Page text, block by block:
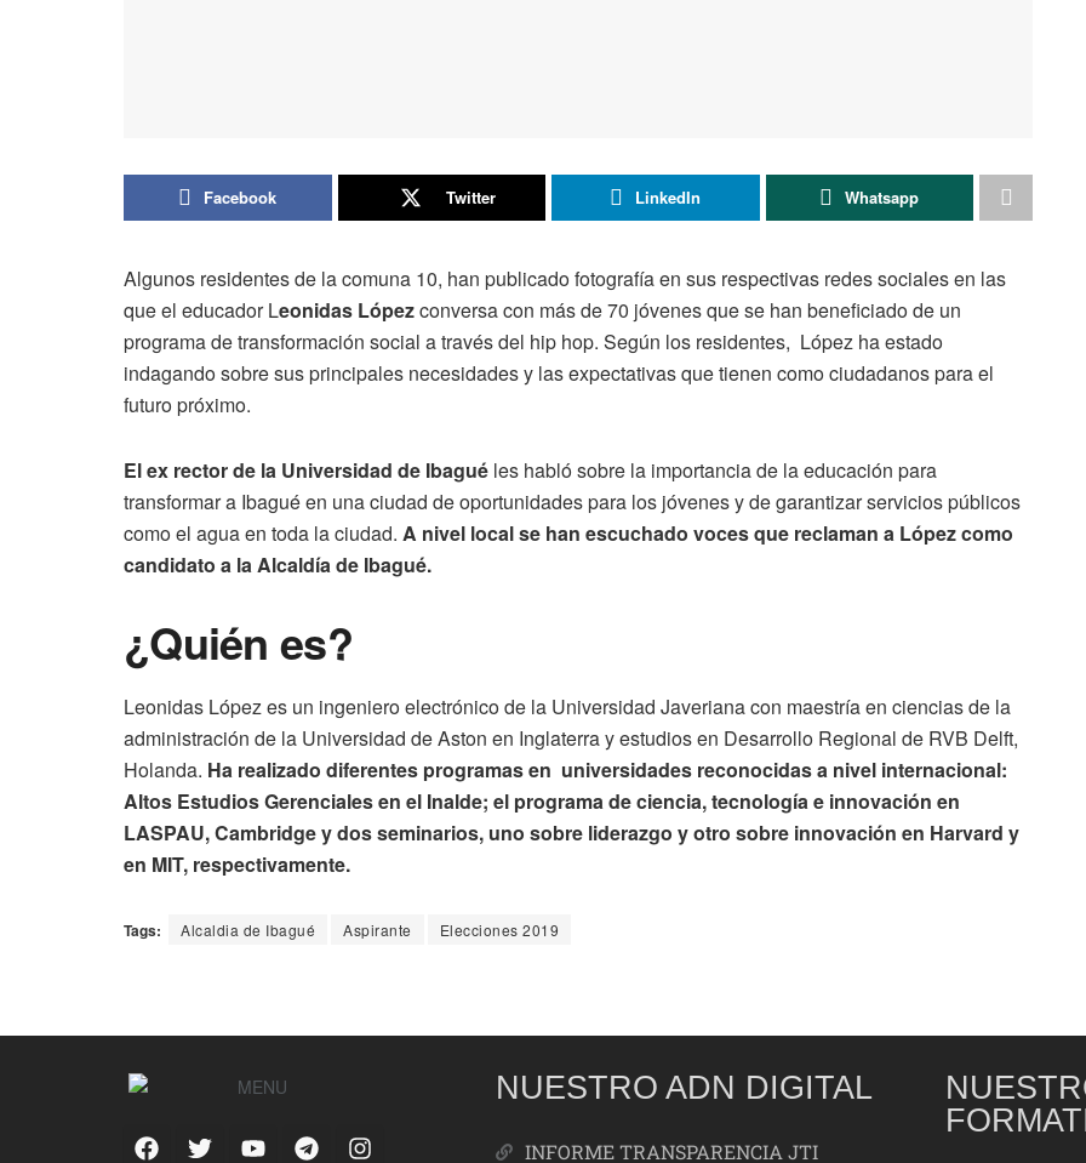
Facebook Twitter LinkedIn Whatsapp
Algunos residentes de la comuna 10, han publicado fotografía en sus respectivas redes sociales en las
que el educador Leonidas Lópezconversa con más de 70 jóvenes que se han beneficiado de un
programa de transformación social a través del hip hop. Según los residentes, López ha estado
indagando sobre sus principales necesidades y las expectativas que tienen como ciudadanos para el
futuro próximo.
El ex rector de la Universidad de Ibagué les habló sobre la importancia de la educación para
transformar a Ibagué en una ciudad de oportunidades para los jóvenes y de garantizar servicios públicos
como el agua en toda la ciudad. A nivel local se han escuchado voces que reclaman a López como
candidato a la Alcaldía de Ibagué.
¿Quién es?
Leonidas López es un ingeniero electrónico de la Universidad Javeriana con maestría en ciencias de la
administración de la Universidad de Aston en Inglaterra y estudios en Desarrollo Regional de RVB Delft,
Holanda. Ha realizado diferentes programas en universidades reconocidas a nivel internacional:
Altos Estudios Gerenciales en el Inalde; el programa de ciencia, tecnología e innovación en
LASPAU, Cambridge y dos seminarios, uno sobre liderazgo y otro sobre innovación en Harvard y
en MIT, respectivamente.
Tags: Alcaldia de Ibagué Aspirante Elecciones 2019
NUESTRO ADN DIGITAL
INFORME TRANSPARENCIA JTI